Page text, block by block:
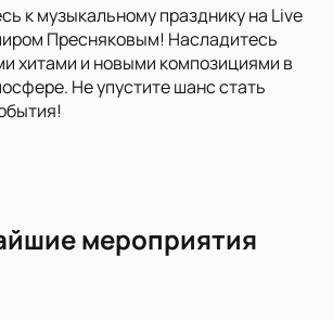
к музыкальному празднику на Live
Пресняковым! Насладитесь
хитами и новыми композициями в
Не упустите шанс стать
мероприятия